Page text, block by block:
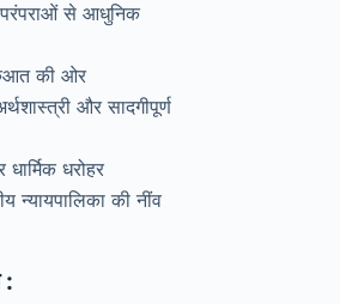
परंपराओं से आधुनिक
की ओर
और सादगीपूर्ण
धरोहर
न्यायपालिका की नींव
: